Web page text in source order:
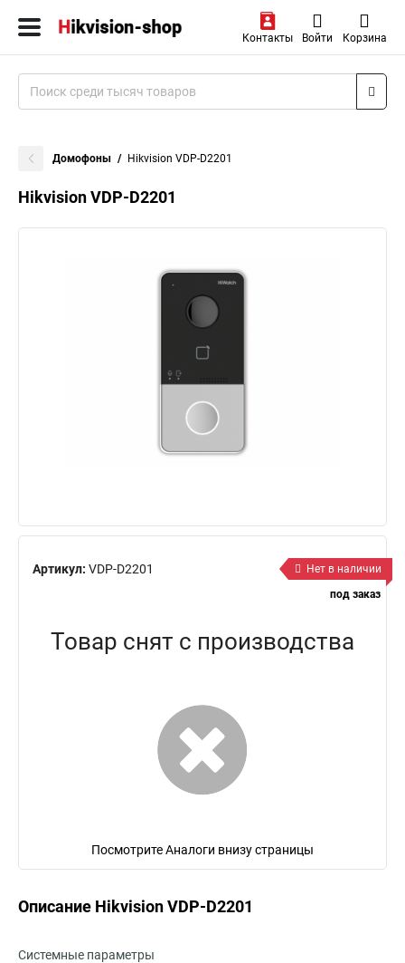
Контакты Войти Корзина
Домофоны Hikvision VDP-D2201
Hikvision VDP-D2201
Артикул: VDP-D2201
Нет в наличии
под заказ
Товар снят с производства
Посмотрите Аналоги внизу страницы
Описание Hikvision VDP-D2201
Системные параметры